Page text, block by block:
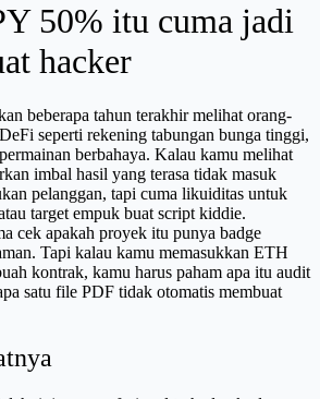
50% itu cuma jadi
hacker
beberapa tahun terakhir melihat orang-
seperti rekening tabungan bunga tinggi,
berbahaya. Kalau kamu melihat
imbal hasil yang terasa tidak masuk
pelanggan, tapi cuma likuiditas untuk
target empuk buat script kiddie.
cek apakah proyek itu punya badge
Tapi kalau kamu memasukkan ETH
kontrak, kamu harus paham apa itu audit
satu file PDF tidak otomatis membuat